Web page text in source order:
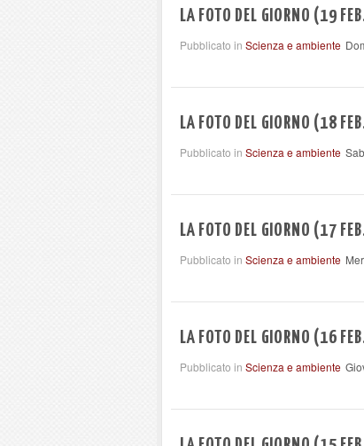
LA FOTO DEL GIORNO (19
Pubblicato in Scienza e ambiente
LA FOTO DEL GIORNO (18
Pubblicato in Scienza e ambiente
LA FOTO DEL GIORNO (17
Pubblicato in Scienza e ambiente
LA FOTO DEL GIORNO (16
Pubblicato in Scienza e ambiente